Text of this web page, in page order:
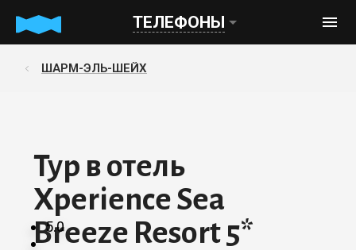
ТЕЛЕФОНЫ
ШАРМ-ЭЛЬ-ШЕЙХ
Тур в отель
Xperience Sea
Breeze Resort 5*
5.0